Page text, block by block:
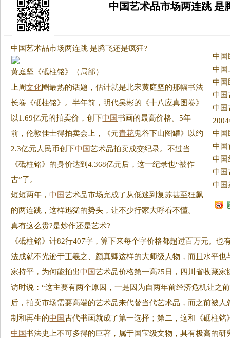
中国艺术品市场两连跳 是
中
中国
中国
中国
中国
中国艺术品市场两连跳 是腾飞还是疯狂?
黄庭坚《砥柱铭》（局部）
上周文化圈最热的话题，估计就是北宋黄庭坚的那幅书法
长卷《砥柱铭》。半年前，明代吴彬的《十八应真图卷》
以1.69亿元的拍卖价，创下中国书画的最高价格。5年
前，伦敦佳士得拍卖会上，《元青花鬼谷下山图罐》以约
2.3亿元人民币创下中国艺术品拍卖成交纪录。不过当
《砥柱铭》的身价达到4.368亿元后，这一纪录也“被作
古”了。
短短两年，中国艺术品市场完成了从低迷到复苏甚至狂飙
的两连跳，这样迅猛的势头，让不少行家大呼看不懂。
真有这么贵?是炒作还是艺术?
《砥柱铭》计82行407字，算下来每个字价格都超过百万元。也
法成就不光逊于王羲之、颜真卿这样的大师级人物，而且水平
家持平，为何能拍出中国艺术品价格第一高?5日，四川省收藏
访时说：“这主要有两个原因，一是因为自两年前经济危机让之
后，拍卖市场需要高端的艺术品来代替当代艺术品，而之前被
制和再生的中国古代书画就成了第一选择；第二，这和《砥柱
中国书法史上不可多得的巨著，属于国宝级文物，具有极高的